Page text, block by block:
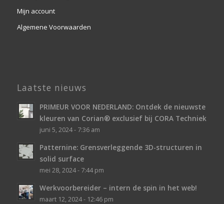
Mijn account
Algemene Voorwaarden
Laatste nieuws
PRIMEUR VOOR NEDERLAND: Ontdek de nieuwste
kleuren van Corian® exclusief bij CORA Techniek
juni 5, 2024 - 7:36 am
Patternine: Grensverleggende 3D-structuren in
solid surface
mei 28, 2024 - 7:44 pm
Werkvoorbereider – intern de spin in het web!
maart 12, 2024 - 12:46 pm